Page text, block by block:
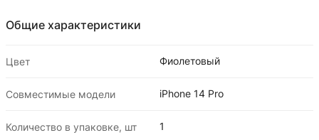
Общие характеристики
Цвет Фиолетовый
Совместимые модели iPhone 14 Pro
Количество в упаковке, шт 1